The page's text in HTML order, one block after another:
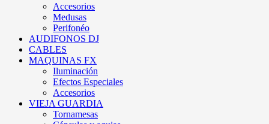
Accesorios
Medusas
Perifonéo
AUDIFONOS DJ
CABLES
MAQUINAS FX
Iluminación
Efectos Especiales
Accesorios
VIEJA GUARDIA
Tornamesas